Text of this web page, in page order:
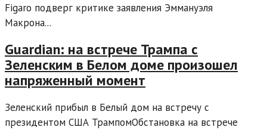
Figaro подверг критике заявления Эммануэля
Макрона...
Guardian: на встрече Трампа с
Зеленским в Белом доме произошел
напряженный момент
Зеленский прибыл в Белый дом на встречу с
президентом США ТрампомОбстановка на встрече